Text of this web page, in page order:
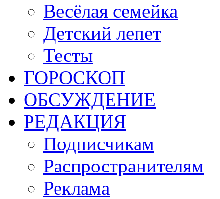
Весёлая семейка
Детский лепет
Тесты
ГОРОСКОП
ОБСУЖДЕНИЕ
РЕДАКЦИЯ
Подписчикам
Распространителям
Реклама